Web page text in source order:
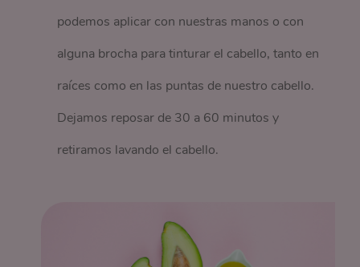
podemos aplicar con nuestras manos o con
alguna brocha para tinturar el cabello, tanto en
raíces como en las puntas de nuestro cabello.
Dejamos reposar de 30 a 60 minutos y
retiramos lavando el cabello.